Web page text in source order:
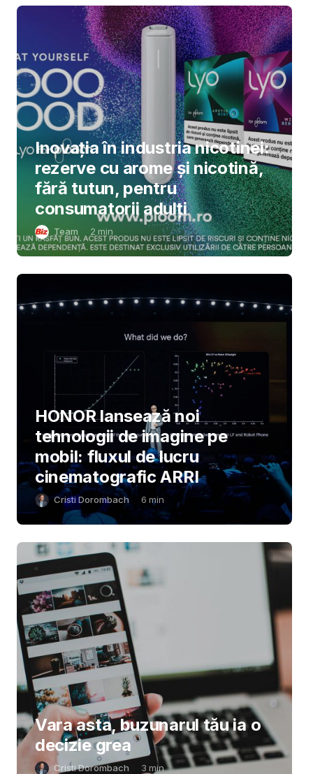
Inovația în industria nicotinei:
rezerve cu arome și nicotină,
fără tutun, pentru
consumatorii adulți
Team 2 min
HONOR lansează noi
tehnologii de imagine pe
mobil: fluxul de lucru
cinematografic ARRI
Cristi Dorombach 6 min
Vara asta, buzunarul tău ia o
decizie grea
Cristi Dorombach 3 min